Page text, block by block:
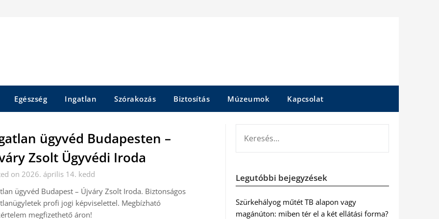
Egészség Ingatlan Szórakozás Biztosítás Múzeumok Kapcsolat
ügyvéd Budapesten –
Zsolt Ügyvédi Iroda
on 2026. április 14. kedd
ügyvéd Budapest – Újváry Zsolt Iroda. Biztonságos
profi jogi képviselettel. Megbízható
megfizethető áron!
Legutóbbi bejegyzések
Szürkehályog műtét TB alapon vagy
magánúton: miben tér el a két ellátási forma?